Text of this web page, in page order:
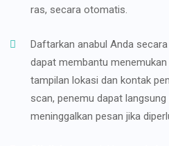
ras, secara otomatis.
Daftarkan anabul Anda
dapat membantu
tampilan lokasi dan kontak
scan, penemu dapat
meninggalkan pesan jika